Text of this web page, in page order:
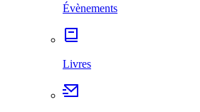
Évènements
Livres